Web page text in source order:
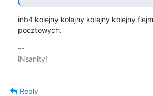
inb4 kolejny kolejny kolejny kolejny
pocztowych.
--
iNsanity!
Reply